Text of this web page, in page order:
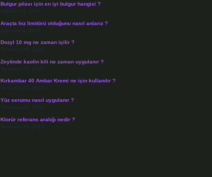
Bulgur pilavı için en iyi bulgur hangisi ?
Ağustos 4, 2026
Araçta hız limitörü olduğunu nasıl anlarız ?
Ağustos 4, 2026
Dozyl 10 mg ne zaman içilir ?
Temmuz 30, 2026
Zeytinde kaolin kili ne zaman uygulanır ?
Temmuz 29, 2026
Kırkambar 40 Ambar Kremi ne için kullanılır ?
Temmuz 27, 2026
Yüz serumu nasıl uygulanır ?
Temmuz 26, 2026
Klorür referans aralığı nedir ?
Temmuz 25, 2026